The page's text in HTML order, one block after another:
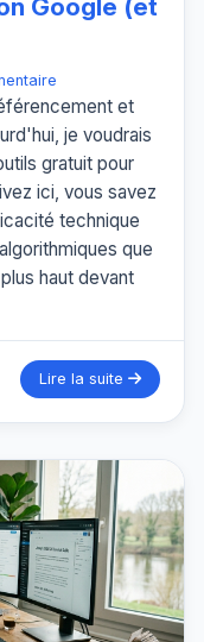
Google (et
et
je voudrais
gratuit pour
ici, vous savez
technique
que
haut devant
Lire la suite